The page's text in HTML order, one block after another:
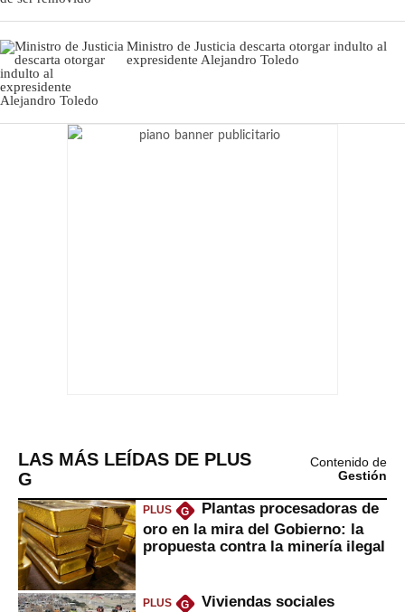
Ministro de Justicia descarta otorgar indulto al
expresidente Alejandro Toledo
LAS MÁS LEÍDAS DE PLUS
G
Contenido de
Gestión
PLUS G
Plantas procesadoras de
oro en la mira del Gobierno: la
propuesta contra la minería ilegal
PLUS G
Viviendas sociales